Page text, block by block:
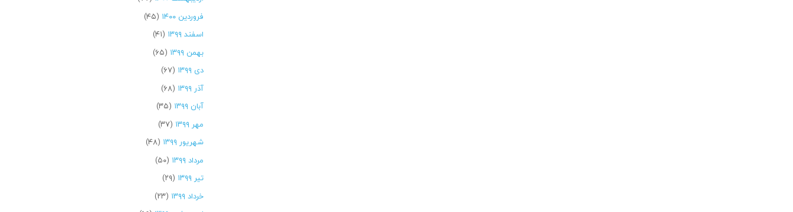
فروردین ۱۴۰۰
(۴۵)
اسفند ۱۳۹۹
(۴۱)
بهمن ۱۳۹۹
(۶۵)
دی ۱۳۹۹
(۶۷)
آذر ۱۳۹۹
(۶۸)
آبان ۱۳۹۹
(۳۵)
مهر ۱۳۹۹
(۳۷)
شهریور ۱۳۹۹
(۴۸)
مرداد ۱۳۹۹
(۵۰)
تیر ۱۳۹۹
(۲۹)
خرداد ۱۳۹۹
(۲۳)